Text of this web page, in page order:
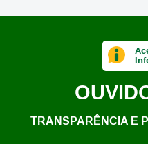
TRANSPARÊNCIA E